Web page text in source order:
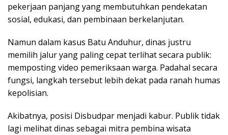
pekerjaan panjang yang membutuhkan pendekatan
sosial, edukasi, dan pembinaan berkelanjutan.
Namun dalam kasus Batu Anduhur, dinas justru
memilih jalur yang paling cepat terlihat secara publik:
memposting video pemeriksaan warga. Padahal secara
fungsi, langkah tersebut lebih dekat pada ranah humas
kepolisian.
Akibatnya, posisi Disbudpar menjadi kabur. Publik tidak
lagi melihat dinas sebagai mitra pembina wisata